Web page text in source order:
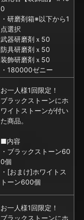
0
・研磨剤箱※以下から1
点選択
武器研磨剤ｘ50
防具研磨剤ｘ50
装飾研磨剤ｘ50
・180000ゼニー
お一人様1回限定！
ブラックストーンにホ
ワイトストーンが付い
た商品。
■内容
・ブラックストーン60
0個
・[おまけ]ホワイトス
トーン600個
お一人様1回限定！
ブラックストーンにホ